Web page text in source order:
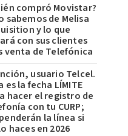
compró Movistar?
sabemos de Melisa
y lo que
con sus clientes
venta de Telefónica
usuario Telcel.
es la fecha LÍMITE
hacer el registro de
con tu CURP;
la línea si
haces en 2026